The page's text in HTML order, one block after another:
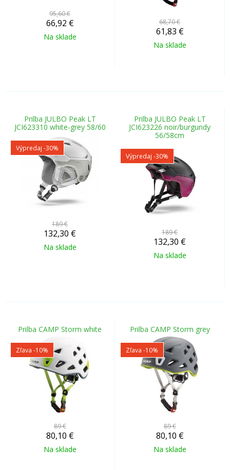
95,60 €
66,92 €
Na sklade
68,70 €
61,83 €
Na sklade
Prilba JULBO Peak LT
JCI623310 white-grey 58/60
Výpredaj -30%
189 €
132,30 €
Na sklade
Prilba JULBO Peak LT
JCI623226 noir/burgundy
56/58cm
Výpredaj -30%
189 €
132,30 €
Na sklade
Prilba CAMP Storm white
Zľava -10%
89 €
80,10 €
Na sklade
Prilba CAMP Storm grey
Zľava -10%
89 €
80,10 €
Na sklade